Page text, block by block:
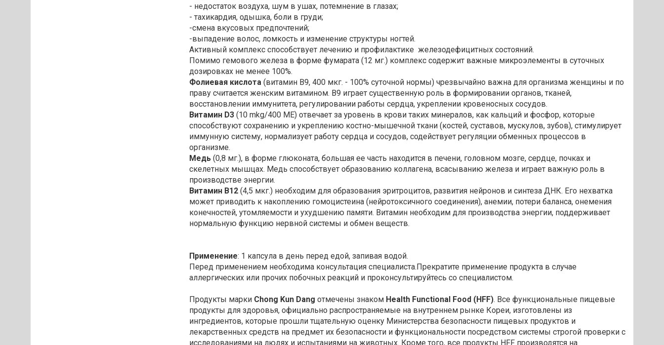
- недостаток воздуха, шум в ушах, потемнение в глазах;
- тахикардия, одышка, боли в груди;
-смена вкусовых предпочтений;
-выпадение волос, ломкость и изменение структуры ногтей.
Активный комплекс способствует лечению и профилактике железодефицитных состояний.
Помимо гемового железа в форме фумарата (12 мг.) комплекс содержит важные микроэлементы в суточных
дозировках не менее 100%.
Фолиевая кислота (витамин В9, 400 мкг. - 100% суточной нормы) чрезвычайно важна для организма женщины и по
праву считается женским витамином. В9 играет существенную роль в формировании органов, тканей,
восстановлении иммунитета, регулировании работы сердца, укреплении кровеносных сосудов.
Витамин D3 (10 mkg/400 ME) отвечает за уровень в крови таких минералов, как кальций и фосфор, которые
способствуют сохранению и укреплению костно-мышечной ткани (костей, суставов, мускулов, зубов), стимулирует
иммунную систему, нормализует работу сердца и сосудов, содействует регуляции обменных процессов в
организме.
Медь (0,8 мг.), в форме глюконата, большая ее часть находится в печени, головном мозге, сердце, почках и
скелетных мышцах. Медь способствует образованию коллагена, всасыванию железа и играет важную роль в
производстве энергии.
Витамин B12 (4,5 мкг.) необходим для образования эритроцитов, развития нейронов и синтеза ДНК. Его нехватка
может приводить к накоплению гомоцистеина (нейротоксичного соединения), анемии, потери баланса, онемения
конечностей, утомляемости и ухудшению памяти. Витамин необходим для производства энергии, поддерживает
нормальную функцию нервной системы и обмен веществ.
Применение: 1 капсула в день перед едой, запивая водой.
Перед применением необходима консультация специалиста.Прекратите применение продукта в случае
аллергических или прочих побочных реакций и проконсультируйтесь со специалистом.
Продукты марки Chong Kun Dang отмечены знаком Health Functional Food (HFF). Все функциональные пищевые
продукты для здоровья, официально распространяемые на внутреннем рынке Кореи, изготовлены из
ингредиентов, которые прошли тщательную оценку Министерства безопасности пищевых продуктов и
лекарственных средств на предмет их безопасности и функциональности посредством системы строгой проверки с
исследованиями на людях и испытаниями на животных. Кроме того, все продукты HFF производятся на